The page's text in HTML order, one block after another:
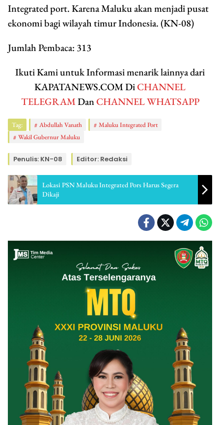
Integrated port. Karena Maluku akan menjadi pusat
ekonomi bagi wilayah timur Indonesia. (KN-08)
Jumlah Pembaca: 313
Ikuti Kami untuk Informasi menarik lainnya dari
KAPATANEWS.COM DiCHANNEL
TELEGRAMDanCHANNEL WHATSAPP
Tag: Abdullah Vanath
Maluku Integrated Port
Wakil Gubernur Maluku
Penulis: KN-08 Editor: Redaksi
Lokasi PSN Maluku Integrated Pors Harus Segera
Dikaji